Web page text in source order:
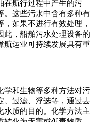
在航行过程中产生的污
。这些污水中含有多种有
如果不进行有效处理，
此，船舶污水处理设备的
航运业可持续发展具有重
学和生物等多种方法对污
、过滤、浮选等，通过去
水质的目的。化学方法主